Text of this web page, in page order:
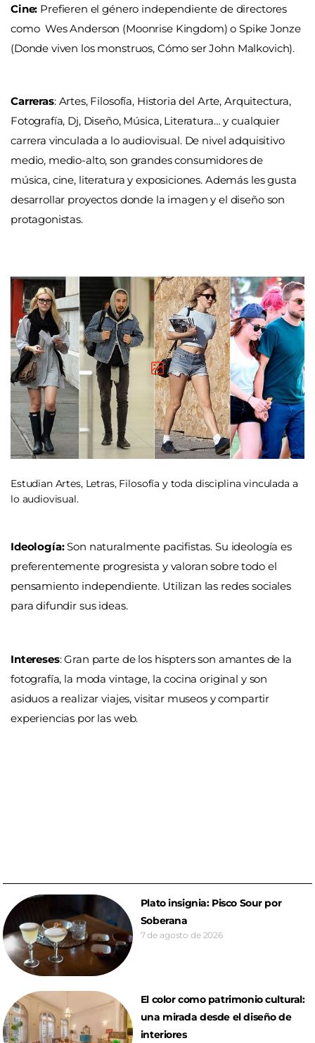
Cine: Prefieren el género independiente de directores
como Wes Anderson (Moonrise Kingdom) o Spike Jonze
(Donde viven los monstruos, Cómo ser John Malkovich).
Carreras: Artes, Filosofía, Historia del Arte, Arquitectura,
Fotografía, Dj, Diseño, Música, Literatura… y cualquier
carrera vinculada a lo audiovisual. De nivel adquisitivo
medio, medio-alto, son grandes consumidores de
música, cine, literatura y exposiciones. Además les gusta
desarrollar proyectos donde la imagen y el diseño son
protagonistas.
Estudian Artes, Letras, Filosofía y toda disciplina vinculada a
lo audiovisual.
Ideología:Son naturalmente pacifistas. Su ideología es
preferentemente progresista y valoran sobre todo el
pensamiento independiente. Utilizan las redes sociales
para difundir sus ideas.
Intereses: Gran parte de los hispters son amantes de la
fotografía, la moda vintage, la cocina original y son
asiduos a realizar viajes, visitar museos y compartir
experiencias por las web.
Plato insignia: Pisco Sour por
Soberana
7 de agosto de 2026
El color como patrimonio cultural:
una mirada desde el diseño de
interiores